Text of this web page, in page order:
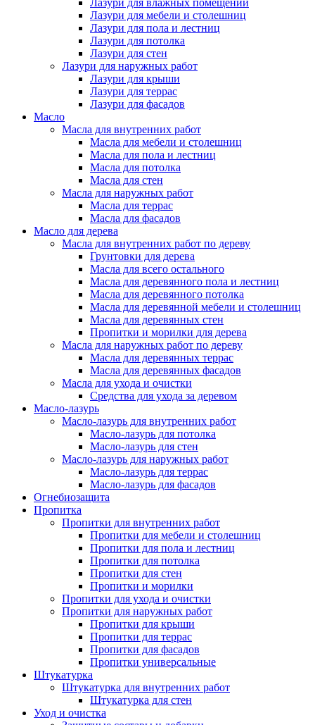
Лазури для влажных помещений
Лазури для мебели и столешниц
Лазури для пола и лестниц
Лазури для потолка
Лазури для стен
Лазури для наружных работ
Лазури для крыши
Лазури для террас
Лазури для фасадов
Масло
Масла для внутренних работ
Масла для мебели и столешниц
Масла для пола и лестниц
Масла для потолка
Масла для стен
Масла для наружных работ
Масла для террас
Масла для фасадов
Масло для дерева
Масла для внутренних работ по дереву
Грунтовки для дерева
Масла для всего остального
Масла для деревянного пола и лестниц
Масла для деревянного потолка
Масла для деревянной мебели и столешниц
Масла для деревянных стен
Пропитки и морилки для дерева
Масла для наружных работ по дереву
Масла для деревянных террас
Масла для деревянных фасадов
Масла для ухода и очистки
Средства для ухода за деревом
Масло-лазурь
Масло-лазурь для внутренних работ
Масло-лазурь для потолка
Масло-лазурь для стен
Масло-лазурь для наружных работ
Масло-лазурь для террас
Масло-лазурь для фасадов
Огнебиозащита
Пропитка
Пропитки для внутренних работ
Пропитки для мебели и столешниц
Пропитки для пола и лестниц
Пропитки для потолка
Пропитки для стен
Пропитки и морилки
Пропитки для ухода и очистки
Пропитки для наружных работ
Пропитки для крыши
Пропитки для террас
Пропитки для фасадов
Пропитки универсальные
Штукатурка
Штукатурка для внутренних работ
Штукатурка для стен
Уход и очистка